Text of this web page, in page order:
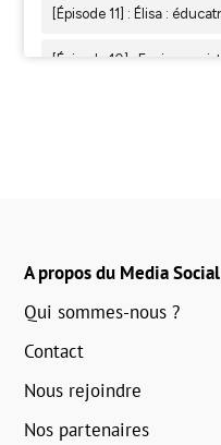
A propos du Media Social
Qui sommes-nous ?
Contact
Nous rejoindre
Nos partenaires